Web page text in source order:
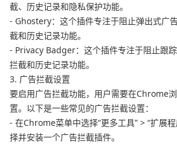
截、历史记录和隐私保护功能。
- Ghostery：这个插件专注于阻止弹出式广
截和历史记录功能。
- Privacy Badger：这个插件专注于阻止跟
拦截和历史记录功能。
3. 广告拦截设置
要启用广告拦截功能，用户需要在Chrome
置。以下是一些常见的广告拦截设置：
- 在Chrome菜单中选择“更多工具” > “扩展
择并安装一个广告拦截插件。